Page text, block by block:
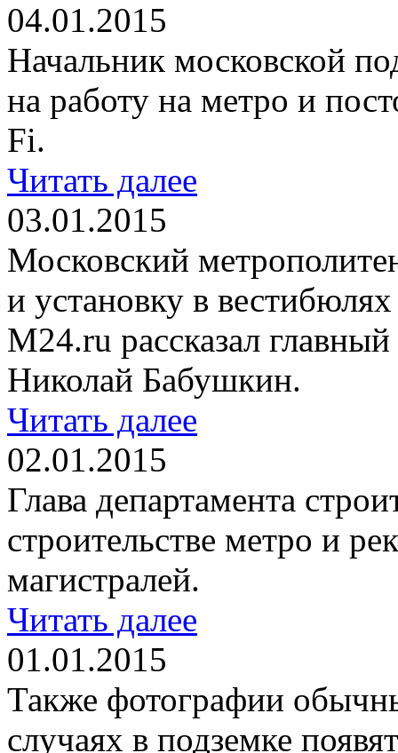
04.01.2015
Начальник московской
на работу на метро и
Fi.
Читать далее
03.01.2015
Московский
и установку в
M24.ru рассказал
Николай Бабушкин.
Читать далее
02.01.2015
Глава департамента
строительстве метро и
магистралей.
Читать далее
01.01.2015
Также фотографии
случаях в подземке